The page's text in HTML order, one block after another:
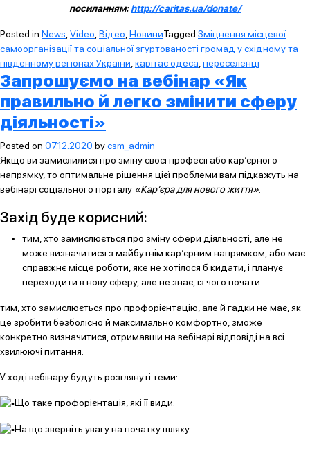
посиланням:http://caritas.ua/donate/
Posted in News,Video,Відео,НовиниTagged Зміцнення місцевої
самоорганізації та соціальної згуртованості громад у східному та
південному регіонах України,карітас одеса,переселенці
Запрошуємо на вебінар «Як
правильно й легко змінити сферу
діяльності»
Posted on 07.12.2020 bycsm_admin
Якщо ви замислилися про зміну своєї професії або кар’єрного
напрямку, то оптимальне рішення цієї проблеми вам підкажуть на
вебінарі соціального порталу «Кар’єра для нового життя».
Захід буде корисний:
тим, хто замислюється про зміну сфери діяльності, але не
може визначитися з майбутнім кар’єрним напрямком, або має
справжнє місце роботи, яке не хотілося б кидати, і планує
переходити в нову сферу, але не знає, із чого почати.
тим, хто замислюється про профорієнтацію, але й гадки не має, як
це зробити безболісно й максимально комфортно, зможе
конкретно визначитися, отримавши на вебінарі відповіді на всі
хвилюючі питання.
У ході вебінару будуть розглянуті теми:
Що таке профорієнтація, які її види.
На що зверніть увагу на початку шляху.